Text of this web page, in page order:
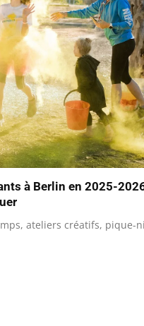
à Berlin en 2025-
ateliers créatifs, pique-